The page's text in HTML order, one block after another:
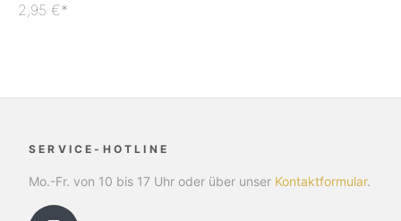
2,95 €*
SERVICE-HOTLINE
Mo.-Fr. von 10 bis 17 Uhr oder über unser Kontaktformular.